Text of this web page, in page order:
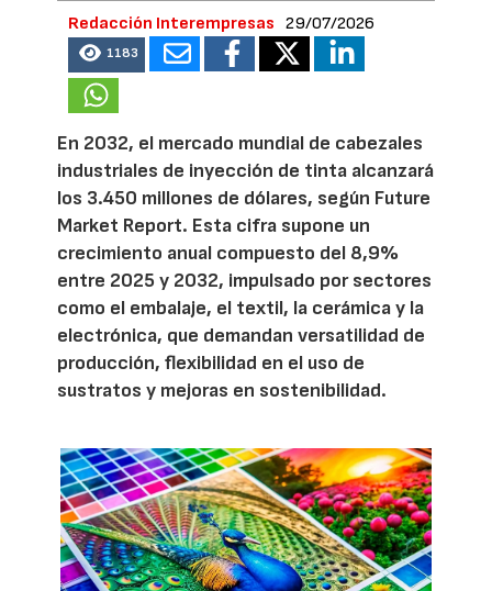
Redacción Interempresas 29/07/2026
1183
En 2032, el mercado mundial de cabezales
industriales de inyección de tinta alcanzará
los 3.450 millones de dólares, según Future
Market Report. Esta cifra supone un
crecimiento anual compuesto del 8,9%
entre 2025 y 2032, impulsado por sectores
como el embalaje, el textil, la cerámica y la
electrónica, que demandan versatilidad de
producción, flexibilidad en el uso de
sustratos y mejoras en sostenibilidad.